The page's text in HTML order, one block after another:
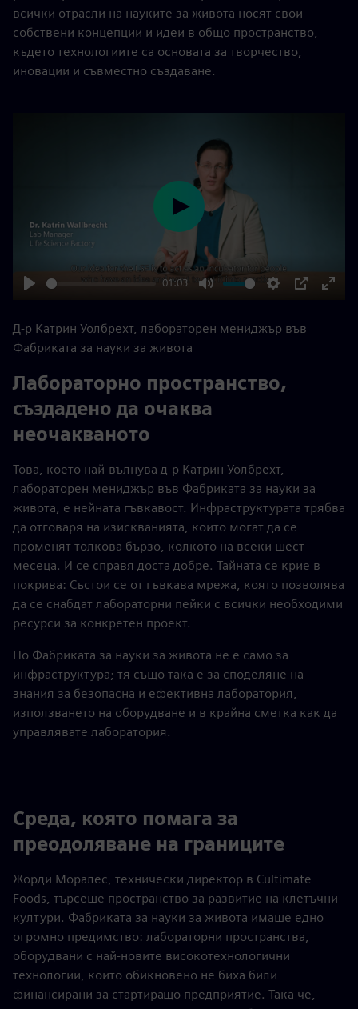
всички отрасли на науките за живота носят свои
собствени концепции и идеи в общо пространство,
където технологиите са основата за творчество,
иновации и съвместно създаване.
01:03
Play
Д-р Катрин Уолбрехт, лабораторен мениджър във
Фабриката за науки за живота
Лабораторно пространство,
създадено да очаква
неочакваното
Това, което най-вълнува д-р Катрин Уолбрехт,
лабораторен мениджър във Фабриката за науки за
живота, е нейната гъвкавост. Инфраструктурата трябва
да отговаря на изискванията, които могат да се
променят толкова бързо, колкото на всеки шест
месеца. И се справя доста добре. Тайната се крие в
покрива: Състои се от гъвкава мрежа, която позволява
да се снабдат лабораторни пейки с всички необходими
ресурси за конкретен проект.
Но Фабриката за науки за живота не е само за
инфраструктура; тя също така е за споделяне на
знания за безопасна и ефективна лаборатория,
използването на оборудване и в крайна сметка как да
управлявате лаборатория.
Среда, която помага за
преодоляване на границите
Жорди Моралес, технически директор в Cultimate
Foods, търсеше пространство за развитие на клетъчни
култури. Фабриката за науки за живота имаше едно
огромно предимство: лабораторни пространства,
оборудвани с най-новите високотехнологични
технологии, които обикновено не биха били
финансирани за стартиращо предприятие. Така че,